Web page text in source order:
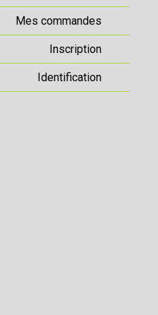
Mes commandes
Inscription
Identification